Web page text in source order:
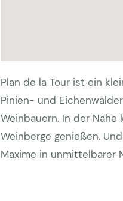
Plan de la Tour ist ein
Pinien- und
Weinbauern. In der
Weinberge genießen.
Maxime in unmittelbarer